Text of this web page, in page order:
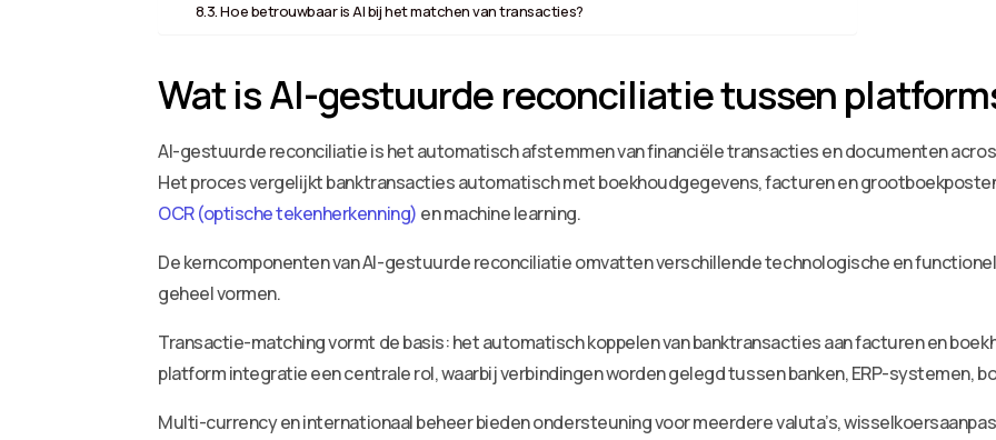
Hoe betrouwbaar is AI bij het matchen van transacties?
Wat is AI-gestuurde reconciliatie tussen
AI-gestuurde reconciliatie is het automatisch afstemmen van financiële transacties en documenten
Het proces vergelijkt banktransacties automatisch met boekhoudgegevens, facturen en
OCR (optische tekenherkenning) en machine learning.
De kerncomponenten van AI-gestuurde reconciliatie omvatten verschillende technologische en
geheel vormen.
Transactie-matching vormt de basis: het automatisch koppelen van banktransacties aan facturen en
platform integratie een centrale rol, waarbij verbindingen worden gelegd tussen banken, ERP-systemen,
Multi-currency en internationaal beheer bieden ondersteuning voor meerdere valuta’s,